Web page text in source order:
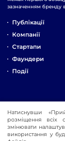
зазначенням бренду
Публікації
Компанії
Стартапи
Фаундери
Події
Про Компанію
Реклама
Контакти
Натиснувши
розміщення всіх
змінювати
використання у